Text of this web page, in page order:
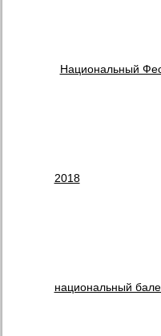
Национальный
2018
национальный